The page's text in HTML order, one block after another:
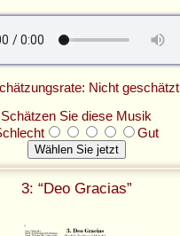
Nicht geschätzt
Schätzen Sie diese Musik
Gut
3: “Deo Gracias”